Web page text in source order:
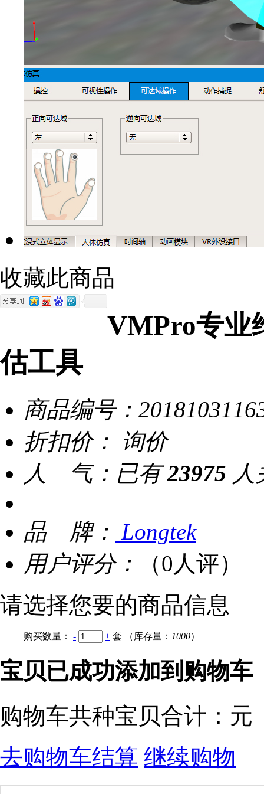
收藏此商品
VMPro专业
估工具
商品编号：
折扣价：
询价
人 气： 已有 23975 人
品 牌： Longtek
用户评分：
（0人评）
请选择您要的商品信息
购买数量： - + 套 （库存量： 1000）
宝贝已成功添加到购物车
购物车共种宝贝合计： 元
去购物车结算 继续购物